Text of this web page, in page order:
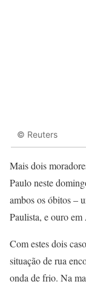
© Reuters
Mais dois
Paulo neste
ambos os óbitos –
Paulista, e ouro em
Com estes dois
situação de rua
onda de frio. Na